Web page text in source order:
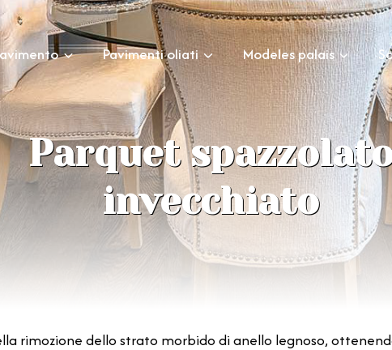
Pavimenti oliati Modeles palais
Parquet
invecchiato
rimozione dello strato morbido di anello legnoso,